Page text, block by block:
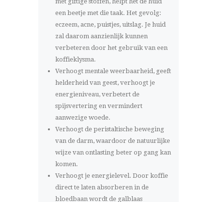
een beetje met die taak. Het gevolg:
eczeem, acne, puistjes, uitslag. Je huid
zal daarom aanzienlijk kunnen
verbeteren door het gebruik van een
koffieklysma.
Verhoogt mentale weerbaarheid, geeft
helderheid van geest, verhoogt je
energieniveau, verbetert de
spijsvertering en vermindert
aanwezige woede.
Verhoogt de peristaltische beweging
van de darm, waardoor de natuurlijke
wijze van ontlasting beter op gang kan
komen.
Verhoogt je energielevel. Door koffie
direct te laten absorberen in de
bloedbaan wordt de galblaas